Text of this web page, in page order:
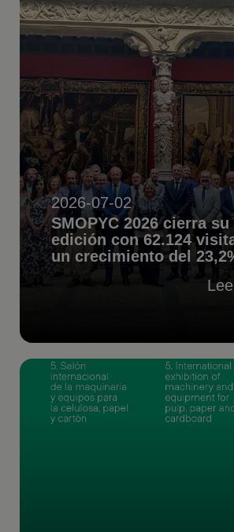
2026-07-02
SMOPYC 2026 cierra su
edición con 62.124
un crecimiento del